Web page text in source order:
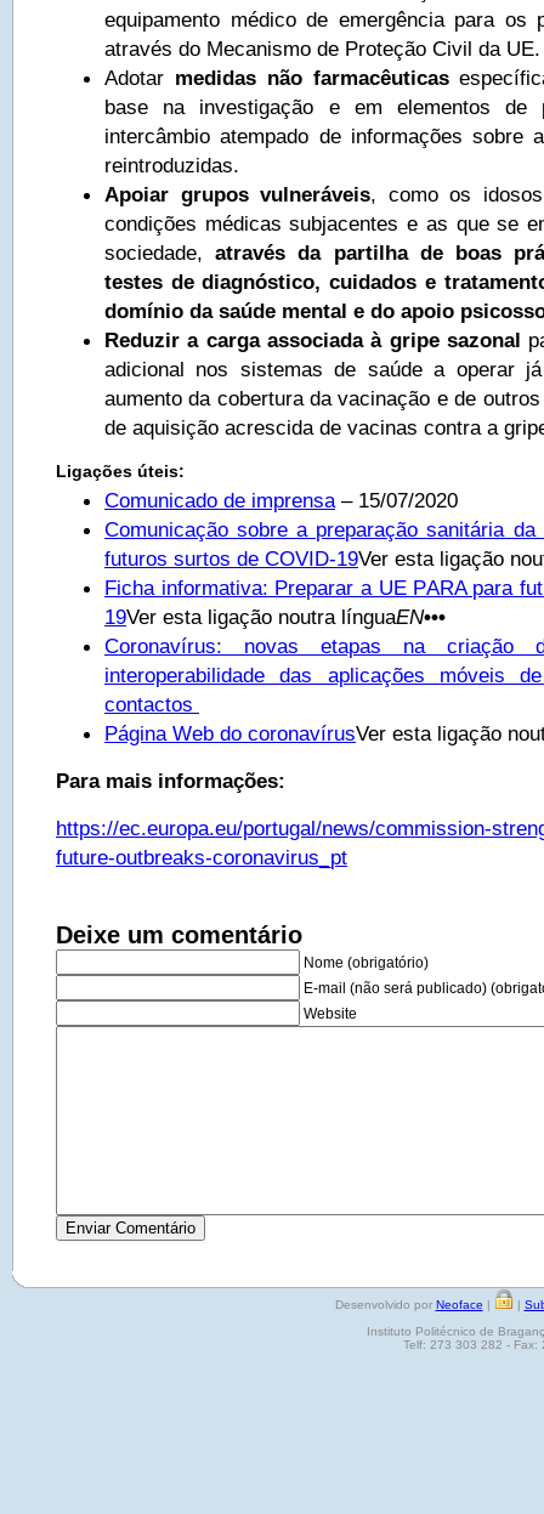
equipamento médico de emergência para os
através do Mecanismo de Proteção Civil da UE.
Adotar medidas não farmacêuticas
base na investigação e em elementos de
intercâmbio atempado de informações sobre
reintroduzidas.
Apoiar grupos vulneráveis, como os
condições médicas subjacentes e as que se
sociedade,através da partilha de boas
testes de diagnóstico, cuidados e
domínio da saúde mental e do apoio
Reduzir a carga associada à gripe sazonal
adicional nos sistemas de saúde a operar
aumento da cobertura da vacinação e de
de aquisição acrescida de vacinas contra a
Ligações úteis:
Comunicado de imprensa– 15/07/2020
Comunicação sobre a preparação sanitária
futuros surtos de COVID-19Ver esta ligação
Ficha informativa: Preparar a UE PARA para
19Ver esta ligação noutra línguaEN•••
Coronavírus: novas etapas na criação
interoperabilidade das aplicações móveis
contactos
Página Web do coronavírusVer esta ligação
Para mais informações:
https://ec.europa.eu/portugal/news/commission-
future-outbreaks-coronavirus_pt
Deixe um comentário
Nome (obrigatório)
E-mail (não será publicado)
Website
Desenvolvido por Neoface | |
Instituto Politécnico de
Telf: 273 303 282 - Fax: